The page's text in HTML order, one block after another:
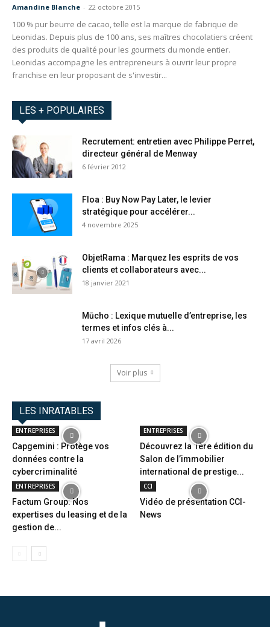
Amandine Blanche - 22 octobre 2015
100 % pur beurre de cacao, telle est la marque de fabrique de
Leonidas. Depuis plus de 100 ans, ses maîtres chocolatiers créent
des produits de qualité pour les gourmets du monde entier.
Leonidas accompagne les entrepreneurs à ouvrir leur propre
franchise en leur proposant de s'investir...
LES + POPULAIRES
Recrutement: entretien avec Philippe Perret,
directeur général de Menway
6 février 2012
Floa : Buy Now Pay Later, le levier
stratégique pour accélérer...
4 novembre 2025
ObjetRama : Marquez les esprits de vos
clients et collaborateurs avec...
18 janvier 2021
Mūcho : Lexique mutuelle d’entreprise, les
termes et infos clés à...
17 avril 2026
Voir plus
LES INRATABLES
ENTREPRISES
Capgemini : Protège vos
données contre la
cybercriminalité
ENTREPRISES
Découvrez la 1ère édition du
Salon de l’immobilier
international de prestige...
ENTREPRISES
Factum Group: Nos
expertises du leasing et de la
gestion de...
CCI
Vidéo de présentation CCI-
News